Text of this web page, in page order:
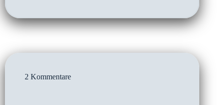
2 Kommentare